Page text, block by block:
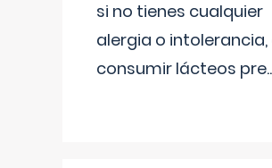
si no tienes cualquier
alergia o intolerancia,
consumir lácteos pre